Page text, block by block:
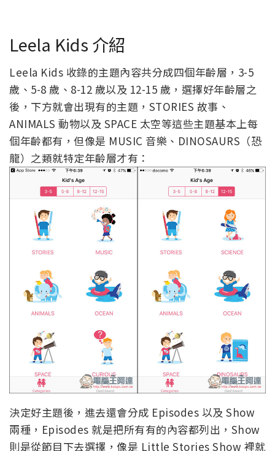
Leela Kids 介紹
Leela Kids 收錄的主題內容共分成四個年齡層，3-5
歲、5-8 歲、8-12 歲以及 12-15 歲，選擇好年齡層之
後，下方就會出現有的主題，STORIES 故事、
ANIMALS 動物以及 SPACE 太空等這些主題基本上每
個年齡都有，但像是 MUSIC 音樂、DINOSAURS（恐
龍）之類就特定年齡層才有：
決定好主題後，進去還會分成 Episodes 以及 Show
兩種，Episodes 就是把所有有的內容都列出，Show
則是從節目下去選擇，像是 Little Stories Show 裡就